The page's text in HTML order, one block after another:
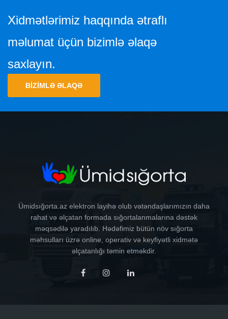
Xidmətlərimiz haqqında ətraflı
məlumat üçün bizimlə əlaqə
saxlayın.
BIZIMLƏ ƏLAQƏ
Ümidsığorta.az elektron layihə olub vətəndaşlarımızın daha
rahat və əlçatan formada sığortalanmalarına dəstək
məqsədilə yaradılıb. Hədəfimiz bütün növ sığorta
məhsulları üzrə online, operativ və keyfiyətli xidmətə
əlçatanlığı təmin etməkdir.